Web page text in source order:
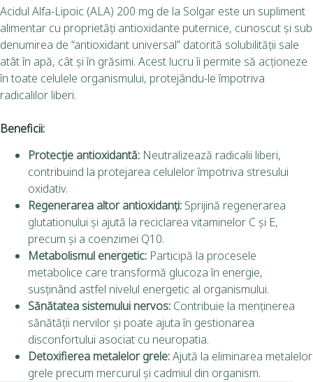
Acidul Alfa-Lipoic (ALA) 200 mg de la Solgar este un supliment
alimentar cu proprietăți antioxidante puternice, cunoscut și sub
denumirea de “antioxidant universal” datorită solubilității sale
atât în apă, cât și în grăsimi. Acest lucru îi permite să acționeze
în toate celulele organismului, protejându-le împotriva
radicalilor liberi.
Beneficii:
Protecție antioxidantă: Neutralizează radicalii liberi,
contribuind la protejarea celulelor împotriva stresului
oxidativ.
Regenerarea altor antioxidanți: Sprijină regenerarea
glutationului și ajută la reciclarea vitaminelor C și E,
precum și a coenzimei Q10.
Metabolismul energetic: Participă la procesele
metabolice care transformă glucoza în energie,
susținând astfel nivelul energetic al organismului.
Sănătatea sistemului nervos: Contribuie la menținerea
sănătății nervilor și poate ajuta în gestionarea
disconfortului asociat cu neuropatia.
Detoxifierea metalelor grele:Ajută la eliminarea metalelor
grele precum mercurul și cadmiul din organism.